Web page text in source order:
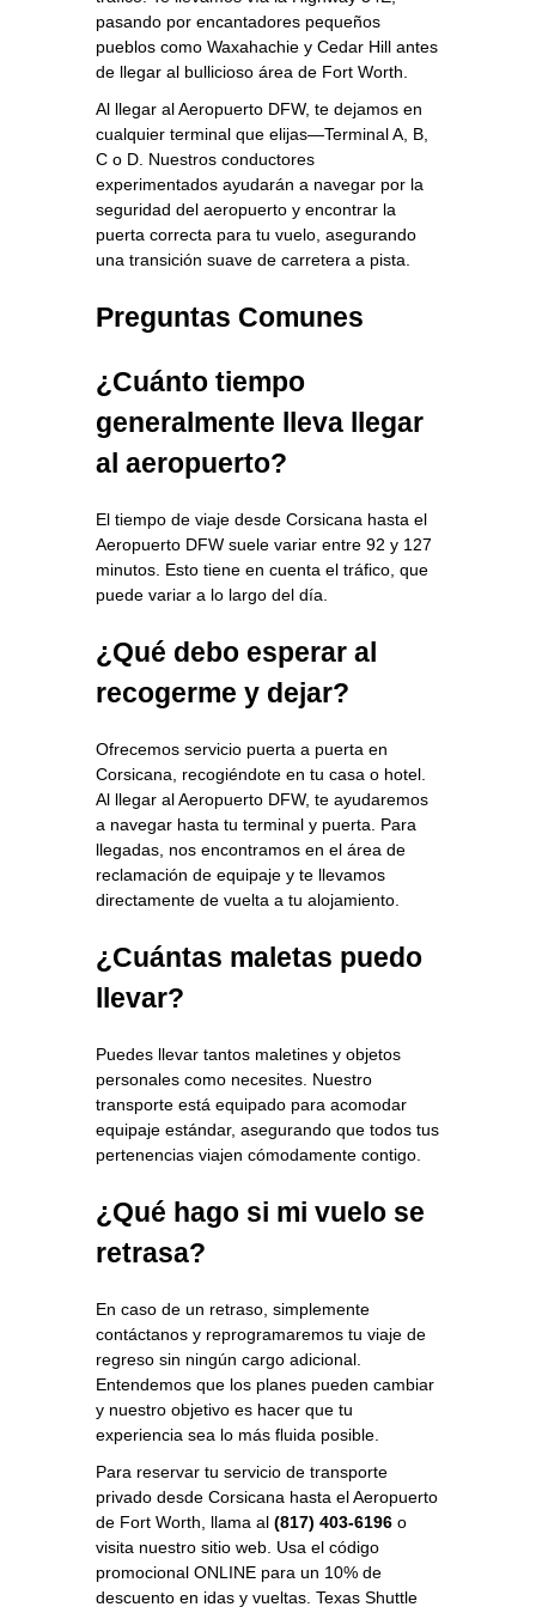
pasando por encantadores pequeños
pueblos como Waxahachie y Cedar Hill antes
de llegar al bullicioso área de Fort Worth.
Al llegar al Aeropuerto DFW, te dejamos en
cualquier terminal que elijas—Terminal A, B,
C o D. Nuestros conductores
experimentados ayudarán a navegar por la
seguridad del aeropuerto y encontrar la
puerta correcta para tu vuelo, asegurando
una transición suave de carretera a pista.
Preguntas Comunes
¿Cuánto tiempo
generalmente lleva llegar
al aeropuerto?
El tiempo de viaje desde Corsicana hasta el
Aeropuerto DFW suele variar entre 92 y 127
minutos. Esto tiene en cuenta el tráfico, que
puede variar a lo largo del día.
¿Qué debo esperar al
recogerme y dejar?
Ofrecemos servicio puerta a puerta en
Corsicana, recogiéndote en tu casa o hotel.
Al llegar al Aeropuerto DFW, te ayudaremos
a navegar hasta tu terminal y puerta. Para
llegadas, nos encontramos en el área de
reclamación de equipaje y te llevamos
directamente de vuelta a tu alojamiento.
¿Cuántas maletas puedo
llevar?
Puedes llevar tantos maletines y objetos
personales como necesites. Nuestro
transporte está equipado para acomodar
equipaje estándar, asegurando que todos tus
pertenencias viajen cómodamente contigo.
¿Qué hago si mi vuelo se
retrasa?
En caso de un retraso, simplemente
contáctanos y reprogramaremos tu viaje de
regreso sin ningún cargo adicional.
Entendemos que los planes pueden cambiar
y nuestro objetivo es hacer que tu
experiencia sea lo más fluida posible.
Para reservar tu servicio de transporte
privado desde Corsicana hasta el Aeropuerto
de Fort Worth, llama al (817) 403-6196 o
visita nuestro sitio web. Usa el código
promocional ONLINE para un 10% de
descuento en idas y vueltas. Texas Shuttle